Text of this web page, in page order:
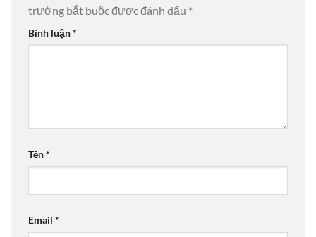
trường bắt buộc được đánh dấu *
Bình luận*
Tên*
Email *